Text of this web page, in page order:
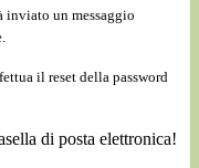
inviato un messaggio
il reset della password
di posta elettronica!